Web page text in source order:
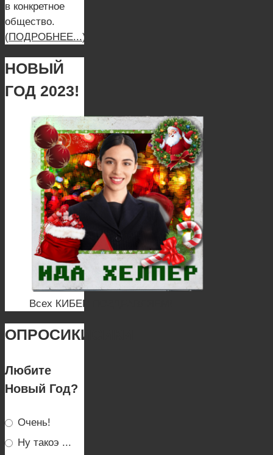
в конкретное
общество.
(ПОДРОБНЕЕ...)
НОВЫЙ
ГОД 2023!
Всех КИБЕР ПОЗДРАВЛЯЕМ!
ОПРОСИКИСИКИ:
Любите
Новый Год?
Очень!
Ну такоэ ...